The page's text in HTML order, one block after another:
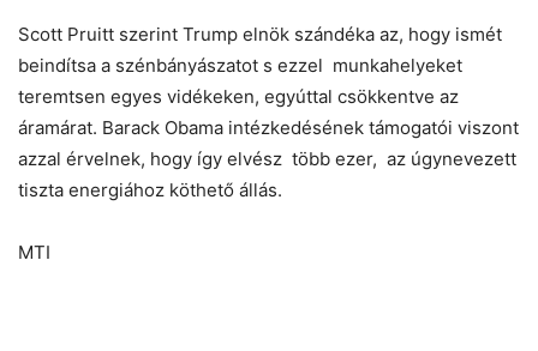
Scott Pruitt szerint Trump elnök szándéka az, hogy ismét
beindítsa a szénbányászatot s ezzel munkahelyeket
teremtsen egyes vidékeken, egyúttal csökkentve az
áramárat. Barack Obama intézkedésének támogatói viszont
azzal érvelnek, hogy így elvész több ezer, az úgynevezett
tiszta energiához köthető állás.
MTI